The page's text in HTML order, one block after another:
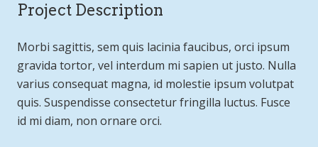
Project Description
Morbi sagittis, sem quis lacinia faucibus, orci ipsum
gravida tortor, vel interdum mi sapien ut justo. Nulla
varius consequat magna, id molestie ipsum volutpat
quis. Suspendisse consectetur fringilla luctus. Fusce
id mi diam, non ornare orci.